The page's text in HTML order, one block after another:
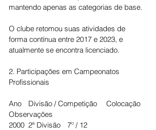
mantendo apenas as categorias de base.
O clube retomou suas atividades de
forma contínua entre 2017 e 2023, e
atualmente se encontra licenciado.
2. Participações em Campeonatos
Profissionais
Ano	Divisão / Competição	Colocação
Observações
2000	2ª Divisão	7º / 12